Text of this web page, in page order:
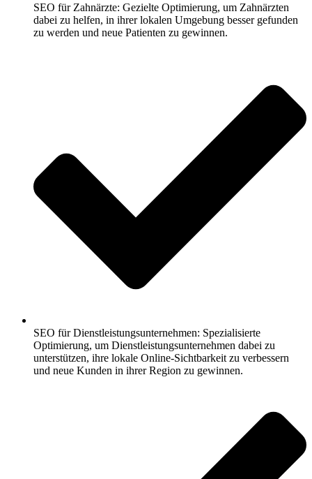
SEO für Zahnärzte: Gezielte Optimierung, um Zahnärzten
dabei zu helfen, in ihrer lokalen Umgebung besser gefunden
zu werden und neue Patienten zu gewinnen.
SEO für Dienstleistungsunternehmen: Spezialisierte
Optimierung, um Dienstleistungsunternehmen dabei zu
unterstützen, ihre lokale Online-Sichtbarkeit zu verbessern
und neue Kunden in ihrer Region zu gewinnen.